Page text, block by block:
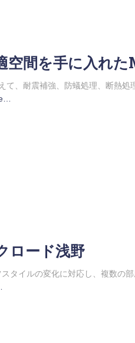
空間を手に入れた
て、耐震補強、防蟻処理、断熱処
ロード浅野
タイルの変化に対応し、複数の